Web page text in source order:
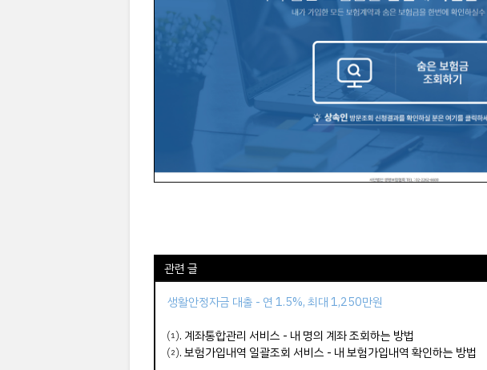
관련 글
생활안정자금 대출 - 연 1.5%, 최대 1,250만원
⑴. 계좌통합관리 서비스 - 내 명의 계좌 조회하는 방법
⑵.보험가입내역 일괄조회 서비스 - 내 보험가입내역 확인하는 방법